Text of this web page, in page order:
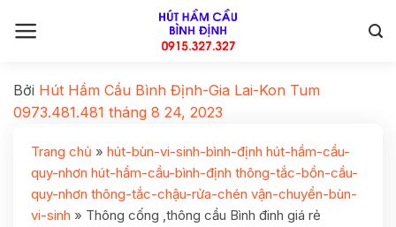
Bởi Hút Hầm Cầu Bình Định-Gia Lai-Kon Tum
0973.481.481 tháng 8 24, 2023
Trang chủ » hút-bùn-vi-sinh-bình-định hút-hầm-cầu-
quy-nhơn hút-hầm-cầu-bình-định thông-tắc-bồn-cầu-
quy-nhơn thông-tắc-chậu-rửa-chén vận-chuyển-bùn-
vi-sinh » Thông cống ,thông cầu Bình đinh giá rẻ